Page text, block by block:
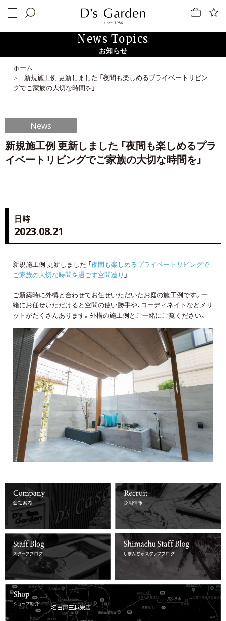
News Topics
お知らせ
ホーム
新規施工例 更新しました 「夜間も楽しめるプライベートリビン
グでご家族の大切な時間を」
News
新規施工例 更新しました 「夜間も楽しめるプラ
イベートリビングでご家族の大切な時間を」
日時
2023.08.21
新規施工例 更新しました 「夜間も楽しめるプライベートリビングで
ご家族の大切な時間を過ごす空間造り 」
ご新築時に外構と合わせてお任せいただいたお庭の施工例です。一
緒にお任せいただけると空間の使い勝手や、コーディネイトなどメリ
ットがたくさんあります。外構の施工例とご一緒にご覧ください。
詳しくはコチラ 詳しくはコチラ
詳しくはコチラ 詳しくはコチラ